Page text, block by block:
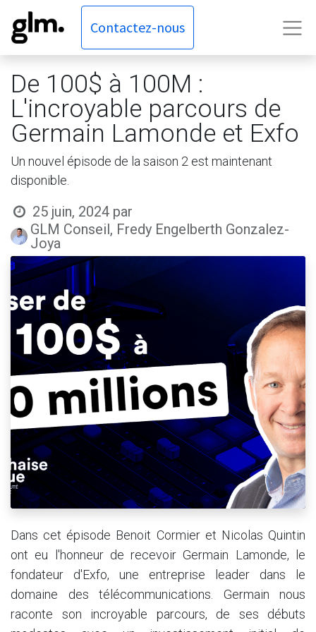
Contactez-nous
De 100$ à 100M :
L'incroyable parcours de
Germain Lamonde et Exfo
Un nouvel épisode de la saison 2 est maintenant
disponible.
25 juin, 2024 par
GLM Conseil, Fredy Engelberth Gonzalez-
Joya
Dans cet épisode Benoit Cormier et Nicolas Quintin
ont eu l'honneur de recevoir Germain Lamonde, le
fondateur d'Exfo, une entreprise leader dans le
domaine des télécommunications. Germain nous
raconte son incroyable parcours, de ses débuts